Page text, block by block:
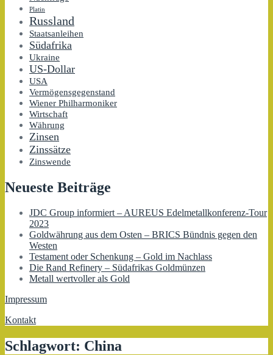
Platin
Russland
Staatsanleihen
Südafrika
Ukraine
US-Dollar
USA
Vermögensgegenstand
Wiener Philharmoniker
Wirtschaft
Währung
Zinsen
Zinssätze
Zinswende
Neueste Beiträge
JDC Group informiert – AUREUS Edelmetallkonferenz-Tour
2023
Goldwährung aus dem Osten – BRICS Bündnis gegen den
Westen
Testament oder Schenkung – Gold im Nachlass
Die Rand Refinery – Südafrikas Goldmünzen
Metall wertvoller als Gold
Impressum
Kontakt
Schlagwort: China